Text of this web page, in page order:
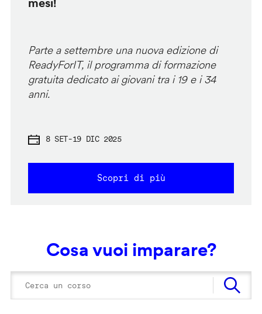
mesi!
Parte a settembre una nuova edizione di
ReadyForIT, il programma di formazione
gratuita dedicato ai giovani tra i 19 e i 34
anni.
8 SET-19 DIC 2025
Scopri di più
Cosa vuoi imparare?